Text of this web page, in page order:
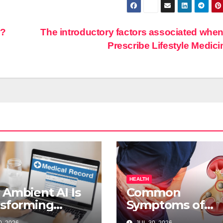
The introductory factors associated
Prescribe Lifestyle
AI Is
HEALTH
Common
Symptoms of
Kidney Stones